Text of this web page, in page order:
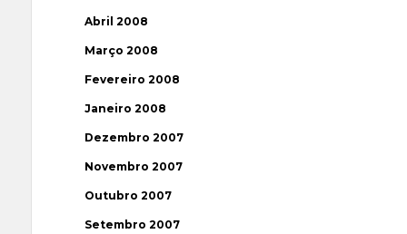
Abril 2008
Março 2008
Fevereiro 2008
Janeiro 2008
Dezembro 2007
Novembro 2007
Outubro 2007
Setembro 2007